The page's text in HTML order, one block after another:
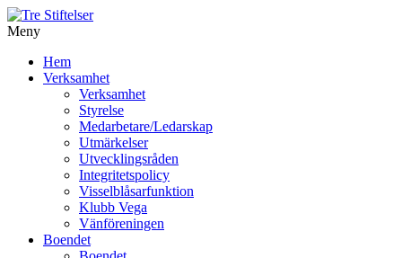
Meny
vidare
Hem
Verksamhet
Verksamhet
Styrelse
Medarbetare/Ledarskap
Utmärkelser
Utvecklingsråden
Integritetspolicy
Visselblåsarfunktion
Klubb Vega
Vänföreningen
Boendet